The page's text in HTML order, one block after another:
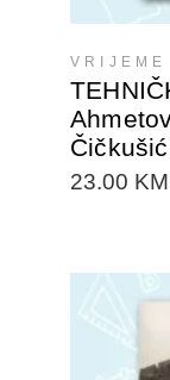
VRIJEME
23.00 KM